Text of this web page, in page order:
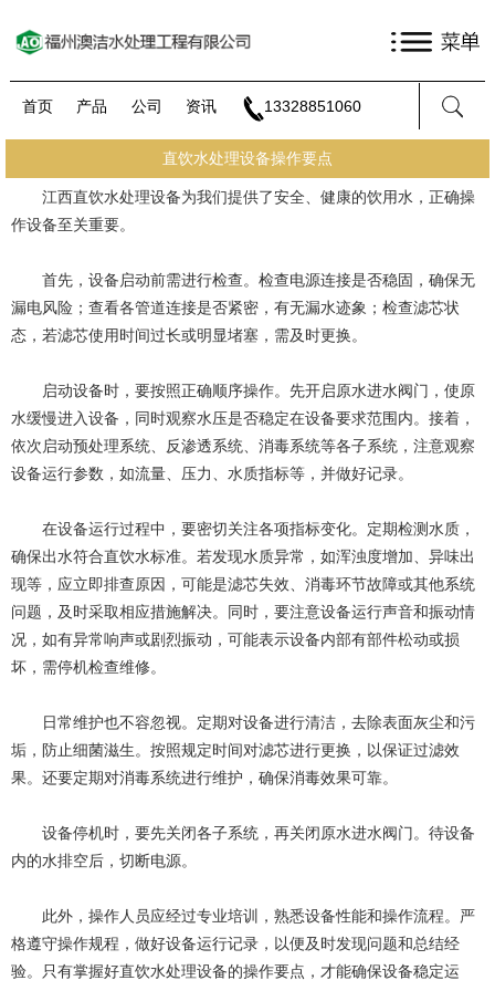
首页 产品 公司 资讯 13328851060
直饮水处理设备操作要点
江西直饮水处理设备为我们提供了安全、健康的饮用水，正确操
作设备至关重要。
首先，设备启动前需进行检查。检查电源连接是否稳固，确保无
漏电风险；查看各管道连接是否紧密，有无漏水迹象；检查滤芯状
态，若滤芯使用时间过长或明显堵塞，需及时更换。
启动设备时，要按照正确顺序操作。先开启原水进水阀门，使原
水缓慢进入设备，同时观察水压是否稳定在设备要求范围内。接着，
依次启动预处理系统、反渗透系统、消毒系统等各子系统，注意观察
设备运行参数，如流量、压力、水质指标等，并做好记录。
在设备运行过程中，要密切关注各项指标变化。定期检测水质，
确保出水符合直饮水标准。若发现水质异常，如浑浊度增加、异味出
现等，应立即排查原因，可能是滤芯失效、消毒环节故障或其他系统
问题，及时采取相应措施解决。同时，要注意设备运行声音和振动情
况，如有异常响声或剧烈振动，可能表示设备内部有部件松动或损
坏，需停机检查维修。
日常维护也不容忽视。定期对设备进行清洁，去除表面灰尘和污
垢，防止细菌滋生。按照规定时间对滤芯进行更换，以保证过滤效
果。还要定期对消毒系统进行维护，确保消毒效果可靠。
设备停机时，要先关闭各子系统，再关闭原水进水阀门。待设备
内的水排空后，切断电源。
此外，操作人员应经过专业培训，熟悉设备性能和操作流程。严
格遵守操作规程，做好设备运行记录，以便及时发现问题和总结经
验。只有掌握好直饮水处理设备的操作要点，才能确保设备稳定运